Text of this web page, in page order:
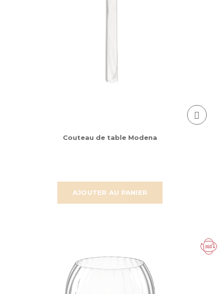
AJOUTER AU PANIER
Couteau de table Modena